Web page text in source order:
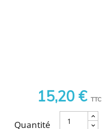
15,20 € TTC
Quantité